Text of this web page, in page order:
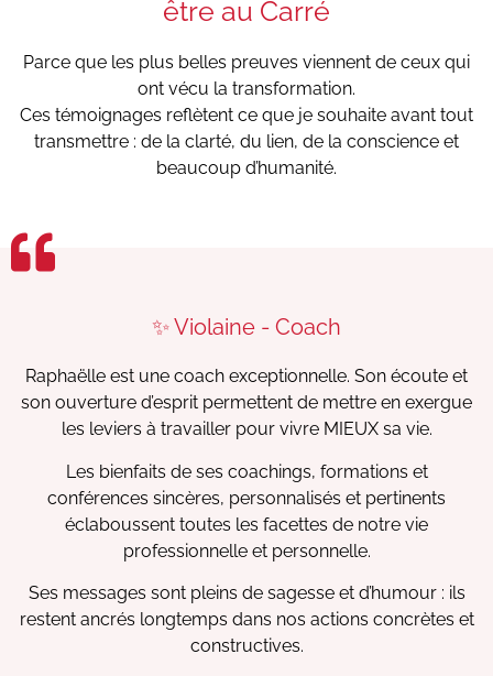
être au Carré
Parce que les plus belles preuves viennent de ceux qui
ont vécu la transformation.
Ces témoignages reflètent ce que je souhaite avant tout
transmettre : de la clarté, du lien, de la conscience et
beaucoup d’humanité.
✨ Violaine - Coach
Raphaëlle est une coach exceptionnelle. Son écoute et
son ouverture d’esprit permettent de mettre en exergue
les leviers à travailler pour vivre MIEUX sa vie.
Les bienfaits de ses coachings, formations et
conférences sincères, personnalisés et pertinents
éclaboussent toutes les facettes de notre vie
professionnelle et personnelle.
Ses messages sont pleins de sagesse et d’humour : ils
restent ancrés longtemps dans nos actions concrètes et
constructives.